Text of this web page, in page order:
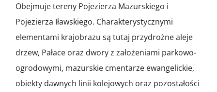
Obejmuje tereny Pojezierza Mazurskiego i
Pojezierza Iławskiego. Charakterystycznymi
elementami krajobrazu są tutaj przydrożne aleje
drzew, Pałace oraz dwory z założeniami parkowo-
ogrodowymi, mazurskie cmentarze ewangelickie,
obiekty dawnych linii kolejowych oraz pozostałości